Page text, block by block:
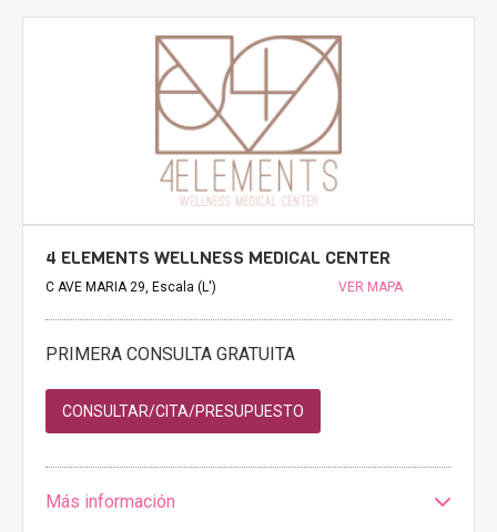
4 ELEMENTS WELLNESS MEDICAL CENTER
C AVE MARIA 29, Escala (L') VER MAPA
PRIMERA CONSULTA GRATUITA
CONSULTAR/CITA/PRESUPUESTO
Más información